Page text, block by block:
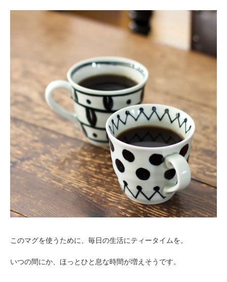
このマグを使うために、毎日の生活にティータイムを。
いつの間にか、ほっとひと息な時間が増えそうです。